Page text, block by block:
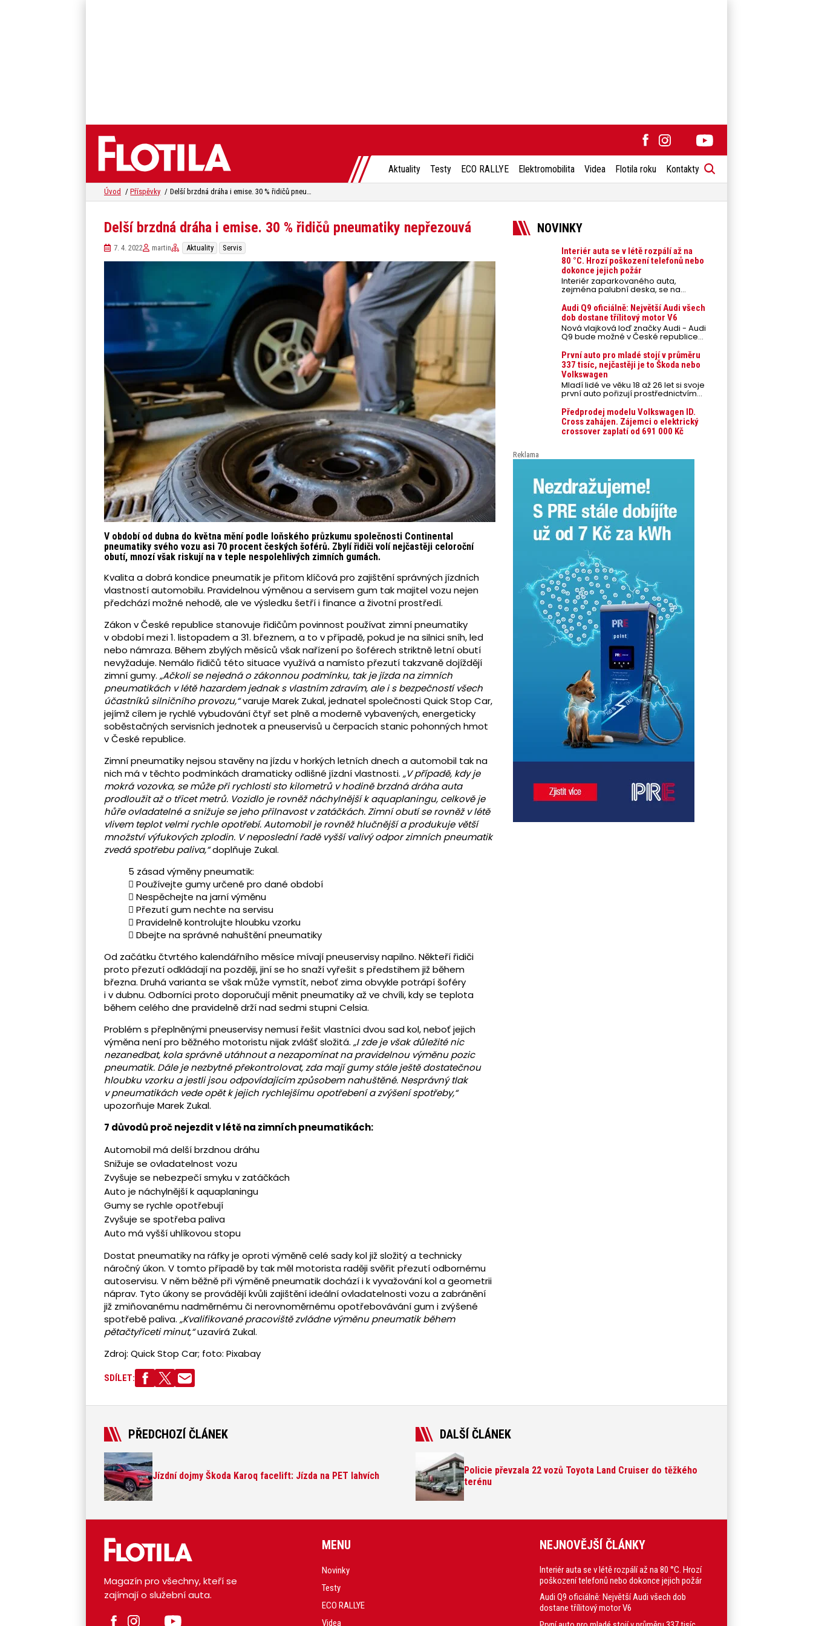
Aktuality Testy ECO RALLYE Elektromobilita Videa Flotila roku Kontakty
Úvod Příspěvky Delší brzdná dráha i emise. 30 % řidičů pneumatiky nepřezouvá
Delší brzdná dráha i emise. 30 % řidičů pneumatiky nepřezouvá
7. 4. 2022 martin Aktuality Servis
V období od dubna do května mění podle loňského průzkumu společnosti Continental
pneumatiky svého vozu asi 70 procent českých šoférů. Zbylí řidiči volí nejčastěji celoroční
obutí, mnozí však riskují na v teple nespolehlivých zimních gumách.
Kvalita a dobrá kondice pneumatik je přitom klíčová pro zajištění správných jízdních
vlastností automobilu. Pravidelnou výměnou a servisem gum tak majitel vozu nejen
předchází možné nehodě, ale ve výsledku šetří i finance a životní prostředí.
Zákon v České republice stanovuje řidičům povinnost používat zimní pneumatiky
v období mezi 1. listopadem a 31. březnem, a to v případě, pokud je na silnici sníh, led
nebo námraza. Během zbylých měsíců však nařízení po šoférech striktně letní obutí
nevyžaduje. Nemálo řidičů této situace využívá a namísto přezutí takzvaně dojíždějí
zimní gumy. „Ačkoli se nejedná o zákonnou podmínku, tak je jízda na zimních
pneumatikách v létě hazardem jednak s vlastním zdravím, ale i s bezpečností všech
účastníků silničního provozu,“varuje Marek Zukal, jednatel společnosti Quick Stop Car,
jejímž cílem je rychlé vybudování čtyř set plně a moderně vybavených, energeticky
soběstačných servisních jednotek a pneuservisů u čerpacích stanic pohonných hmot
v České republice.
Zimní pneumatiky nejsou stavěny na jízdu v horkých letních dnech a automobil tak na
nich má v těchto podmínkách dramaticky odlišné jízdní vlastnosti. „V případě, kdy je
mokrá vozovka, se může při rychlosti sto kilometrů v hodině brzdná dráha auta
prodloužit až o třicet metrů. Vozidlo je rovněž náchylnější k aquaplaningu, celkově je
hůře ovladatelné a snižuje se jeho přilnavost v zatáčkách. Zimní obutí se rovněž v létě
vlivem teplot velmi rychle opotřebí. Automobil je rovněž hlučnější a produkuje větší
množství výfukových zplodin. V neposlední řadě vyšší valivý odpor zimních pneumatik
zvedá spotřebu paliva,“doplňuje Zukal.
5 zásad výměny pneumatik:
 Používejte gumy určené pro dané období
 Nespěchejte na jarní výměnu
 Přezutí gum nechte na servisu
 Pravidelně kontrolujte hloubku vzorku
 Dbejte na správné nahuštění pneumatiky
Od začátku čtvrtého kalendářního měsíce mívají pneuservisy napilno. Někteří řidiči
proto přezutí odkládají na později, jiní se ho snaží vyřešit s předstihem již během
března. Druhá varianta se však může vymstít, neboť zima obvykle potrápí šoféry
i v dubnu. Odborníci proto doporučují měnit pneumatiky až ve chvíli, kdy se teplota
během celého dne pravidelně drží nad sedmi stupni Celsia.
Problém s přeplněnými pneuservisy nemusí řešit vlastníci dvou sad kol, neboť jejich
výměna není pro běžného motoristu nijak zvlášť složitá. „I zde je však důležité nic
nezanedbat, kola správně utáhnout a nezapomínat na pravidelnou výměnu pozic
pneumatik. Dále je nezbytné překontrolovat, zda mají gumy stále ještě dostatečnou
hloubku vzorku a jestli jsou odpovídajícím způsobem nahuštěné. Nesprávný tlak
v pneumatikách vede opět k jejich rychlejšímu opotřebení a zvýšení spotřeby,“
upozorňuje Marek Zukal.
7 důvodů proč nejezdit v létě na zimních pneumatikách:
Automobil má delší brzdnou dráhu
Snižuje se ovladatelnost vozu
Zvyšuje se nebezpečí smyku v zatáčkách
Auto je náchylnější k aquaplaningu
Gumy se rychle opotřebují
Zvyšuje se spotřeba paliva
Auto má vyšší uhlíkovou stopu
Dostat pneumatiky na ráfky je oproti výměně celé sady kol již složitý a technicky
náročný úkon. V tomto případě by tak měl motorista raději svěřit přezutí odbornému
autoservisu. V něm běžně při výměně pneumatik dochází i k vyvažování kol a geometrii
náprav. Tyto úkony se provádějí kvůli zajištění ideální ovladatelnosti vozu a zabránění
již zmiňovanému nadměrnému či nerovnoměrnému opotřebovávání gum i zvýšené
spotřebě paliva. „Kvalifikované pracoviště zvládne výměnu pneumatik během
pětačtyřiceti minut,“uzavírá Zukal.
Zdroj: Quick Stop Car; foto: Pixabay
SDÍLET:
NOVINKY
Interiér auta se v létě rozpálí až na
80 °C. Hrozí poškození telefonů nebo
dokonce jejich požár
Interiér zaparkovaného auta,
zejména palubní deska, se na
přímém slunci může během letních
veder rozpálit až na 80 °C. Takové
teploty představují nebezpečí pro
odložené mobilní telefony,
powerbanky nebo notebooky. Můžou
urychlit stárnutí baterií, poškodit
případech i zvýšit riziko požáru.
Audi Q9 oficiálně: Největší Audi všech
dob dostane třílitový motor V6
Nová vlajková loď značky Audi - Audi
Q9 bude možné v České republice
objednávat od prvního srpnového
týdne 2026, kde budou oznámeny
také české ceny.
První auto pro mladé stojí v průměru
337 tisíc, nejčastěji je to Škoda nebo
Volkswagen
Mladí lidé ve věku 18 až 26 let si svoje
první auto pořizují prostřednictvím
úvěrového financování jako ojeté. Je
to tak u 93,3 % lidí, jen 6,7 % si pořídí
nové auto. Průměrná pořizovací
cena vozu dosahuje 337 tisíc korun a
průměrná financovaná částka
posledních 10 let (2016–2026).
Předprodej modelu Volkswagen ID.
Cross zahájen. Zájemci o elektrický
crossover zaplatí od 691 000 Kč
Reklama
PŘEDCHOZÍ ČLÁNEK
Jízdní dojmy Škoda Karoq facelift: Jízda na PET lahvích
DALŠÍ ČLÁNEK
Policie převzala 22 vozů Toyota Land Cruiser do těžkého
terénu
Magazín pro všechny, kteří se
zajímají o služební auta.
MENU
Novinky
Testy
ECO RALLYE
Videa
NEJNOVĚJŠÍ ČLÁNKY
Interiér auta se v létě rozpálí až na 80 °C. Hrozí
poškození telefonů nebo dokonce jejich požár
Audi Q9 oficiálně: Největší Audi všech dob
dostane třílitový motor V6